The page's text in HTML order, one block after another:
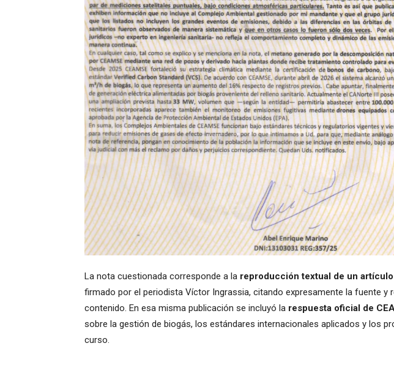
La nota cuestionada corresponde a la reproducción textual de un
firmado por el periodista Víctor Ingrassia, citando expresamente la fuente y
contenido. En esa misma publicación se incluyó la respuesta oficial de
sobre la gestión de biogás, los estándares internacionales aplicados y los
curso.